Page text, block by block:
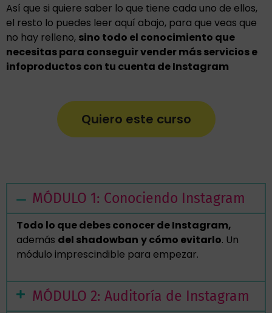
Así que si quiere saber lo que tiene cada uno de ellos,
el resto lo puedes leer aquí abajo, para que veas que
no hay relleno, sino todo el conocimiento que
necesitas para conseguir vender más servicios e
infoproductos con tu cuenta de Instagram
Quiero este curso
MÓDULO 1: Conociendo Instagram
Todo lo que debes conocer de Instagram,
además del shadowban y cómo evitarlo. Un
módulo imprescindible para empezar.
MÓDULO 2: Auditoría de Instagram